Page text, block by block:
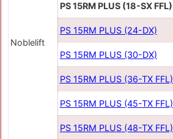
Noblelift
PS 15RM PLUS (18-SX FFL)
PS 15RM PLUS (24-DX)
PS 15RM PLUS (30-DX)
PS 15RM PLUS (36-TX FFL)
PS 15RM PLUS (45-TX FFL)
PS 15RM PLUS (48-TX FFL)